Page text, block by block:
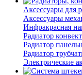
Аксессуары для
Аксессуары
Инфракрасная
Радиатор
Радиатор
Радиатор
Электрические